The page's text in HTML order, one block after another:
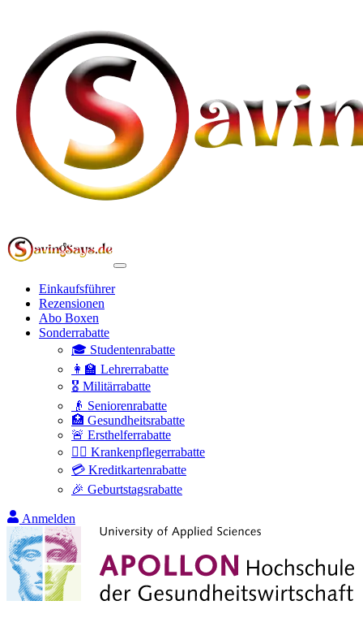
Einkaufsführer
Rezensionen
Abo Boxen
Sonderrabatte
🎓 Studentenrabatte
👩‍🏫 Lehrerrabatte
🎖️ Militärrabatte
👴 Seniorenrabatte
🏥 Gesundheitsrabatte
🚨 Ersthelferrabatte
👩‍⚕️ Krankenpflegerrabatte
💳 Kreditkartenrabatte
🎉 Geburtstagsrabatte
Anmelden